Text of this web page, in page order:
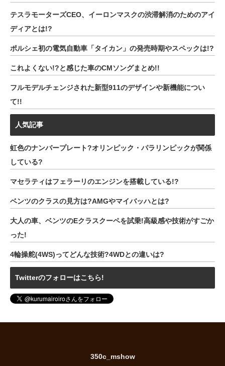
テスラモーターズCEO、イーロンマスクの渋滞解消のためのアイ
ディアとは!?
ポルシェ初の電気自動車「タイカン」の発売時期やスペックは!?
これよくない!?と感じた車のCMソングまとめ!!
フルモデルチェンジされた新型911のデザインや新機能につい
て!!
人気記事
虹色のナンバープレート?オリンピック・パラリンピックが関係
している?
マセラティはフェラーリのエンジンを搭載している!?
ベンツのクラスの見方は?AMGやマイバッハとは?
大人の車、ベンツのEクラスクーペを試乗!高級感や技術がすごか
った!
4輪操舵(4WS)ってどんな技術?4WDとの違いは?
Twitterのフォローはこちら!
350c_mshow